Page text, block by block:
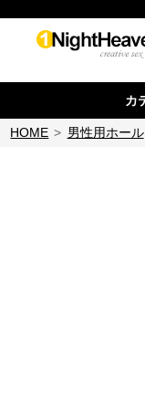
カ
HOME > 男性用ホール